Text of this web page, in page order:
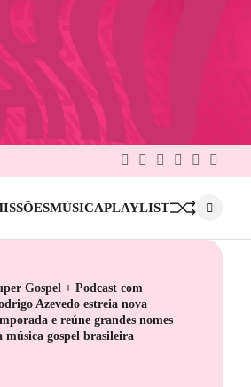
Facebook
Twitter
Google
Linkedin
Pinterest
MÚSICAPLAYLIST
Gospel + Podcast com
Azevedo estreia nova
e reúne grandes nomes
música gospel brasileira